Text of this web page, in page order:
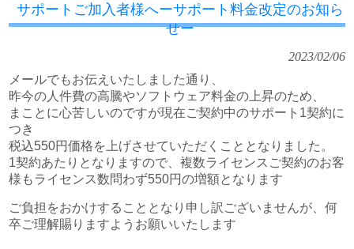
サポートご加入者様へーサポート料金改定のお知ら
せー
2023/02/06
メールでもお伝えいたしました通り、
昨今の人件費の高騰やソフトウェア料金の上昇のため、
まことに心苦しいのですが現在ご契約中のサポート1契約に
つき
税込550円価格を上げさせていただくこととなりました。
1契約あたりとなりますので、複数ライセンスご契約のお客
様もライセンス数問わず550円の増額となります
ご負担をおかけすることとなり申し訳ございませんが、何
卒ご理解賜りますようお願いいたします